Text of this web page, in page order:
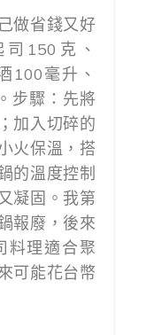
做省錢又好
150克、
100毫升、
步驟：先將
加入切碎的
火保溫，搭
的溫度控制
凝固。我第
報廢，後來
料理適合聚
可能花台幣